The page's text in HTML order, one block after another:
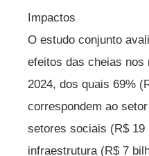
Impactos
O estudo conjunto
efeitos das cheias nos
2024, dos quais 69%
correspondem ao
setores sociais (R$ 19
infraestrutura (R$ 7